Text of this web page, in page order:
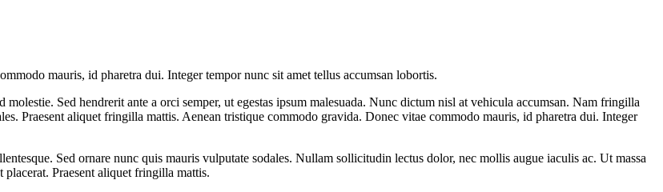
mauris, id pharetra dui. Integer tempor nunc sit amet tellus accumsan lobortis.
Sed hendrerit ante a orci semper, ut egestas ipsum malesuada. Nunc dictum nisl at vehicula accumsan. Nam fringilla
Praesent aliquet fringilla mattis. Aenean tristique commodo gravida. Donec vitae commodo mauris, id pharetra dui. Integer
Sed ornare nunc quis mauris vulputate sodales. Nullam sollicitudin lectus dolor, nec mollis augue iaculis ac. Ut massa
Praesent aliquet fringilla mattis.